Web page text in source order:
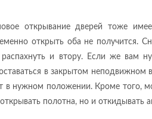
открывание дверей тоже
открыть оба не получится.
и втору. Если же вам
в закрытом неподвижном
в нужном положении. Кроме того,
полотна, но и откидывать